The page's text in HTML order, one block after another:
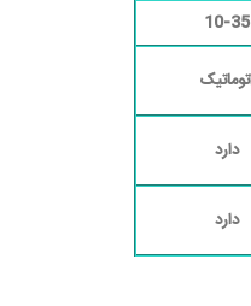
10-35
دارد
دارد